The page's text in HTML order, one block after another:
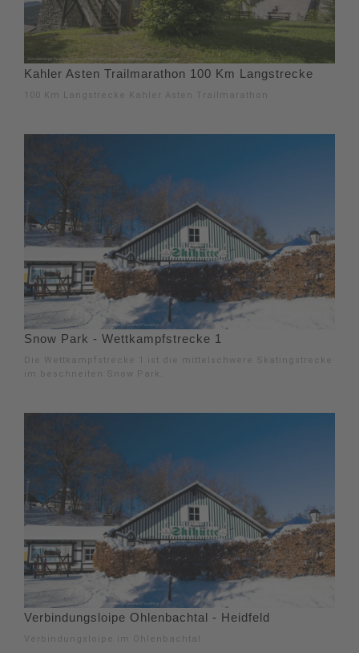
Kahler Asten Trailmarathon 100 Km Langstrecke
100 Km Langstrecke Kahler Asten Trailmarathon
Snow Park - Wettkampfstrecke 1
Die Wettkampfstrecke 1 ist die mittelschwere Skatingstrecke
im beschneiten Snow Park.
Verbindungsloipe Ohlenbachtal - Heidfeld
Verbindungsloipe im Ohlenbachtal.